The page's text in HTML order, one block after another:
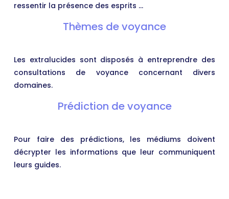
ressentir la présence des esprits …
Thèmes de voyance
Les extralucides sont disposés à entreprendre des
consultations de voyance concernant divers
domaines.
Prédiction de voyance
Pour faire des prédictions, les médiums doivent
décrypter les informations que leur communiquent
leurs guides.